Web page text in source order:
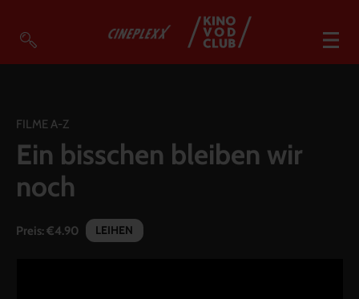
Gutscheine
Account
FILME A-Z
Ein bisschen bleiben wir
noch
Preis:€4.90 LEIHEN